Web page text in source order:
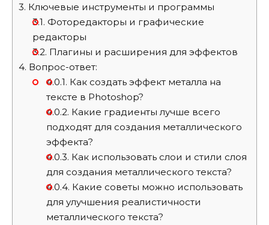
3. Ключевые инструменты и программы
3.1. Фоторедакторы и графические
редакторы
3.2. Плагины и расширения для эффектов
4. Вопрос-ответ:
4.0.1. Как создать эффект металла на
тексте в Photoshop?
4.0.2. Какие градиенты лучше всего
подходят для создания металлического
эффекта?
4.0.3. Как использовать слои и стили слоя
для создания металлического текста?
4.0.4. Какие советы можно использовать
для улучшения реалистичности
металлического текста?